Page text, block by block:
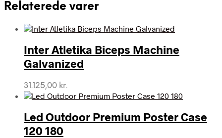
Relaterede varer
Inter Atletika Biceps Machine
Galvanized
31.125,00 kr.
Led Outdoor Premium Poster Case
120 180